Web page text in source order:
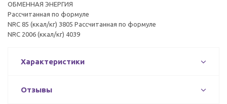
ОБМЕННАЯ ЭНЕРГИЯ
Рассчитанная по формуле
NRC 85 (ккал/кг) 3805 Рассчитанная по формуле
NRC 2006 (ккал/кг) 4039
Характеристики
Отзывы